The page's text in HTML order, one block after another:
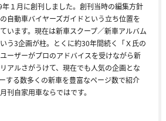
１月に創刊しました。創刊当時の編集方針
自動車バイヤーズガイドという立ち位置を
います。現在は新車スクープ／新車アルバム
う3企画が柱。とくに約30年間続く「Ｘ氏の
ーザーがプロのアドバイスを受けながら新
アルさがうけて、現在でも人気の企画とな
する数多くの新車を豊富なページ数で紹介
刊自家用車ならではです。